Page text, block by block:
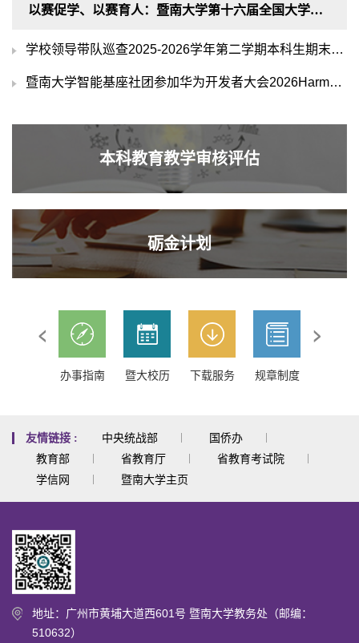
以赛促学、以赛育人：暨南大学第十六届全国大学生市场调查与分析大赛落幕
学校领导带队巡查2025-2026学年第二学期本科生期末考试工作
暨南大学智能基座社团参加华为开发者大会2026HarmonyOS学生公开课活动
本科教育教学审核评估
砺金计划
办事指南 暨大校历 下载服务 规章制度
友情链接 : 中央统战部
国侨办
教育部
省教育厅
省教育考试院
学信网
暨南大学主页
地址：广州市黄埔大道西601号 暨南大学教务处（邮编：
510632）